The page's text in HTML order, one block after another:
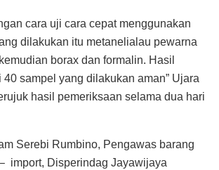
cara uji cara cepat menggunakan
dilakukan itu metanelialau pewarna
borax dan formalin. Hasil
40 sampel yang dilakukan aman” Ujara
hasil pemeriksaan selama dua hari
Serebi Rumbino, Pengawas barang
import, Disperindag Jayawijaya